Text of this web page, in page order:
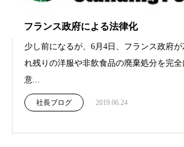
フランス政府による法律化
少し前になるが、6月4日、フランス政府が
れ残りの洋服や非飲食品の廃棄処分を完
意...
社長ブログ 2019.06.24